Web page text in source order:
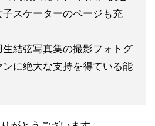
スケーターのページも充
生結弦写真集の撮影フォトグ
に絶大な支持を得ている能